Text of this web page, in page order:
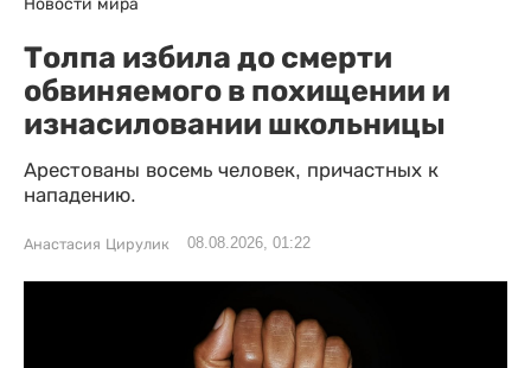
Толпа избила до смерти
обвиняемого в похищении и
изнасиловании школьницы
Арестованы восемь человек, причастных к
нападению.
Анастасия Цирулик 08.08.2026, 01:22